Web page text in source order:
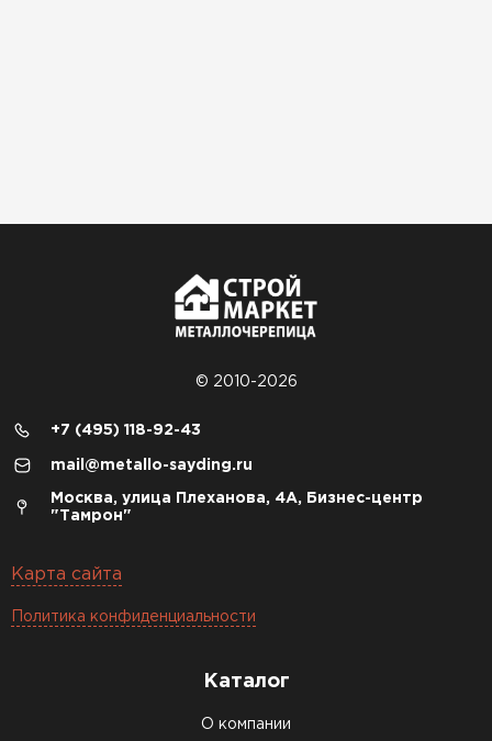
© 2010-2026
+7 (495) 118-92-43
mail@metallo-sayding.ru
Москва, улица Плеханова, 4А, Бизнес-центр
"Тамрон"
Карта сайта
Политика конфиденциальности
Каталог
О компании